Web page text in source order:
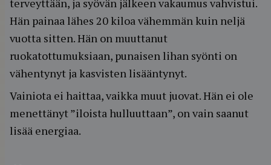
terveyttään, ja syövän jälkeen vakaumus vahvistui.
Hän painaa lähes 20 kiloa vähemmän kuin neljä
vuotta sitten. Hän on muuttanut
ruokatottumuksiaan, punaisen lihan syönti on
vähentynyt ja kasvisten lisääntynyt.
Vainiota ei haittaa, vaikka muut juovat. Hän ei ole
menettänyt ”iloista hulluuttaan”, on vain saanut
lisää energiaa.